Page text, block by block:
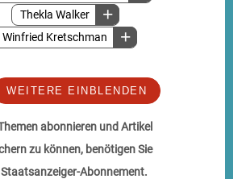
Thekla Walker
Winfried Kretschman
WEITERE EINBLENDEN
abonnieren und Artikel
zu können, benötigen Sie
Abonnement.